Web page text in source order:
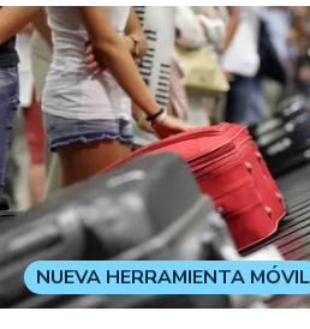
NUEVA HERRAMIENTA MÓVIL